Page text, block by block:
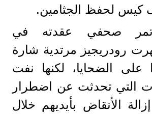
صحفي عقدته في
رودريجيز مرتدية شارة
على الضحايا، لكنها نفت
التي تحدثت عن اضطرار
الأنقاض بأيديهم خلال